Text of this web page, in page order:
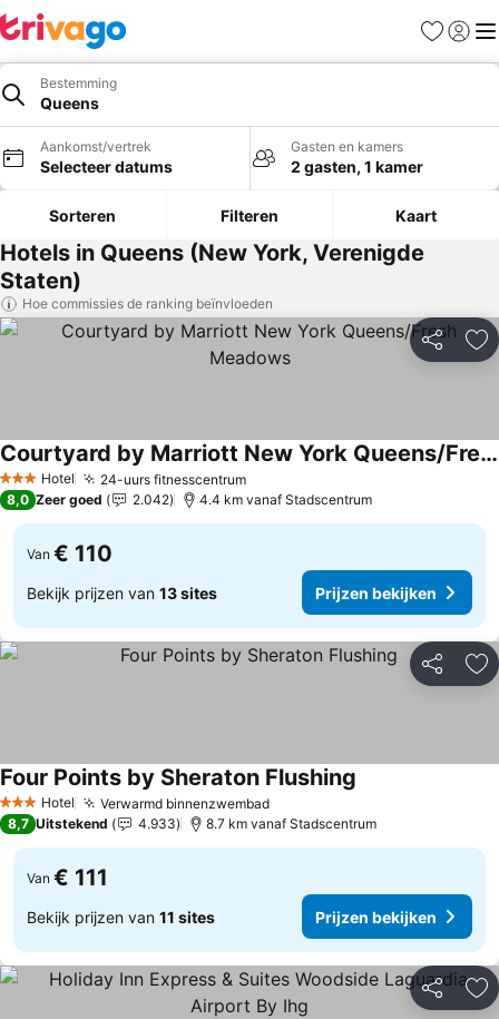
Favorieten
Bestemming
Queens
Aankomst/vertrek
Selecteer datums
Gasten en kamers
2 gasten, 1 kamer
Sorteren Filteren Kaart
Hotels in Queens (New York, Verenigde
Staten)
Hoe commissies de ranking beïnvloeden
Delen
3 SterrenHotel 24-uurs fitnesscentrumPrijzen bekijken
Courtyard by Marriott New York Queens/Fresh Meadows
Prijzen bekijken
8,0 Zeer goed 2.042 4.4 km vanaf Stadscentrum
Van € 110
Bekijk prijzen van 13 sites Prijzen bekijken
Delen
3 SterrenHotel Verwarmd binnenzwembadPrijzen bekijken
Four Points by Sheraton Flushing
8,7 Uitstekend 4.933 8.7 km vanaf Stadscentrum
Van € 111
Bekijk prijzen van 11 sites Prijzen bekijken
Delen